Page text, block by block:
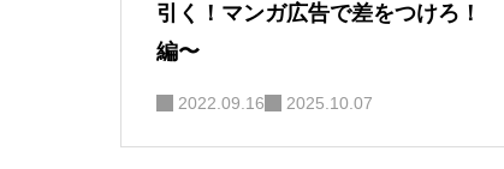
引く！マンガ広告で差をつけろ！
編〜
2022.09.16 2025.10.07